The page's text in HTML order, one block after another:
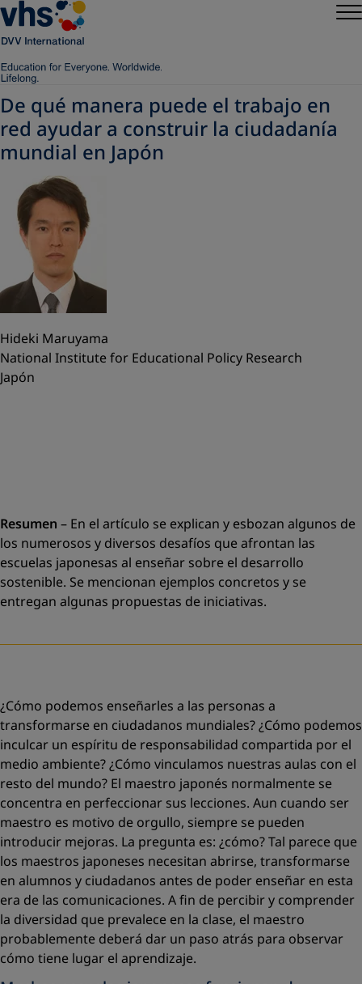
De qué manera puede el trabajo en
red ayudar a construir la ciudadanía
mundial en Japón
Hideki Maruyama
National Institute for Educational Policy Research
Japón
Resumen – En el artículo se explican y esbozan algunos de
los numerosos y diversos desafíos que afrontan las
escuelas japonesas al enseñar sobre el desarrollo
sostenible. Se mencionan ejemplos concretos y se
entregan algunas propuestas de iniciativas.
¿Cómo podemos enseñarles a las personas a
transformarse en ciudadanos mundiales? ¿Cómo podemos
inculcar un espíritu de responsabilidad compartida por el
medio ambiente? ¿Cómo vinculamos nuestras aulas con el
resto del mundo? El maestro japonés normalmente se
concentra en perfeccionar sus lecciones. Aun cuando ser
maestro es motivo de orgullo, siempre se pueden
introducir mejoras. La pregunta es: ¿cómo? Tal parece que
los maestros japoneses necesitan abrirse, transformarse
en alumnos y ciudadanos antes de poder enseñar en esta
era de las comunicaciones. A ﬁn de percibir y comprender
la diversidad que prevalece en la clase, el maestro
probablemente deberá dar un paso atrás para observar
cómo tiene lugar el aprendizaje.